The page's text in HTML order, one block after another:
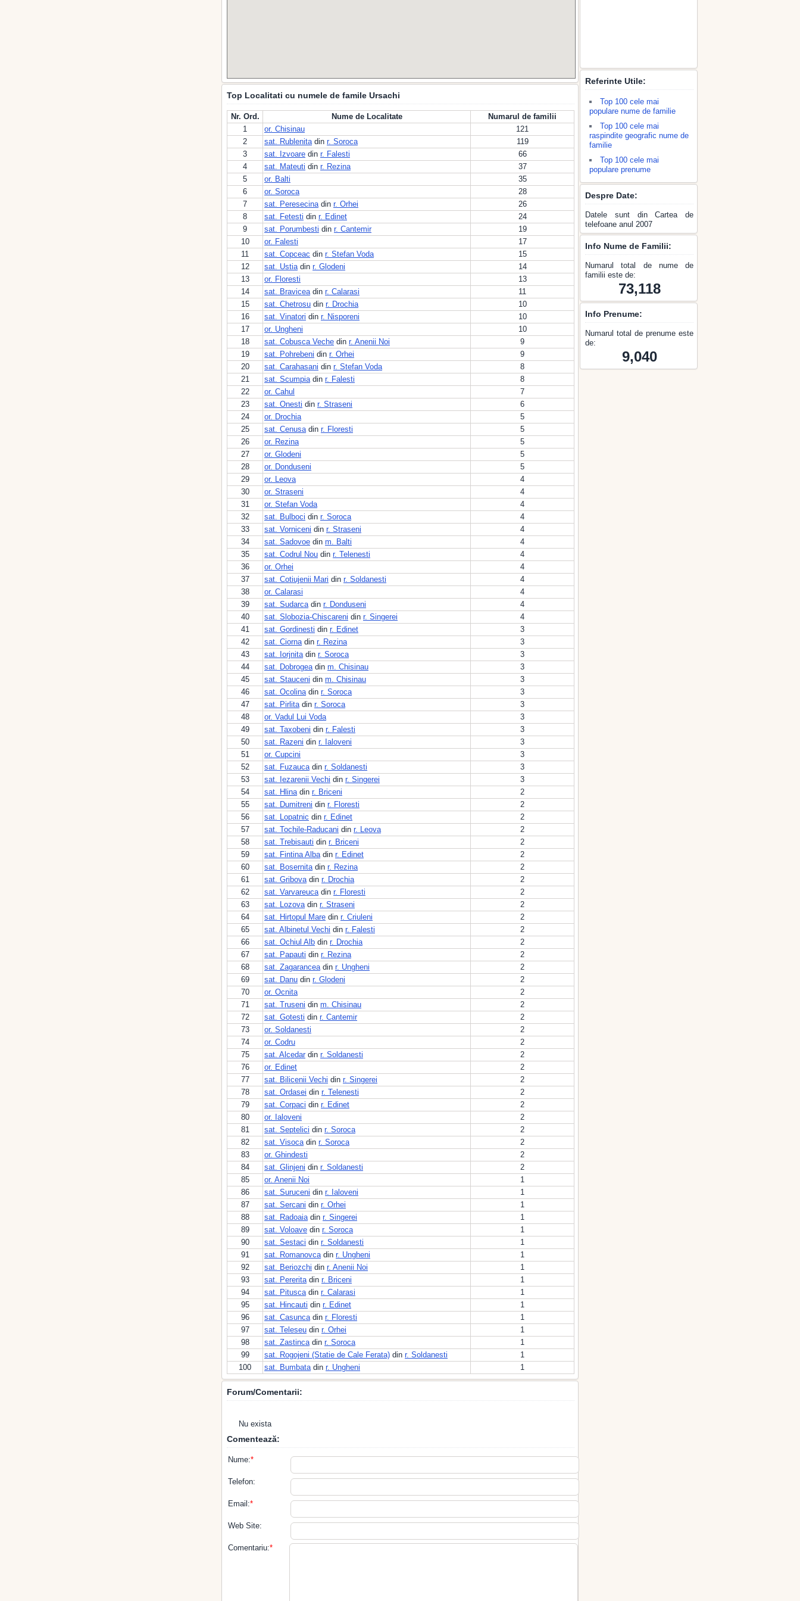
Top Localitati cu numele de famile Ursachi
Nr. Ord. Nume de Localitate
Numarul de familii
1
or. Chisinau
121
2
sat. Rublenitadin r. Soroca
119
3
sat. Izvoare din r. Falesti
66
4
sat. Mateuti din r. Rezina
37
5
or. Balti
35
6
or. Soroca
28
7
sat. Peresecinadin r. Orhei
26
8
sat. Fetesti din r. Edinet
24
9
sat. Porumbesti din r. Cantemir
19
10
or. Falesti
17
11
sat. Copceac din r. Stefan Voda
15
12
sat. Ustiadin r. Glodeni
14
13
or. Floresti
13
14
sat. Braviceadin r. Calarasi
11
15
sat. Chetrosu din r. Drochia
10
16
sat. Vinatori din r. Nisporeni
10
17
or. Ungheni
10
18
sat. Cobusca Veche din r. Anenii Noi
9
19
sat. Pohrebeni din r. Orhei
9
20
sat. Carahasani din r. Stefan Voda
8
21
sat. Scumpiadin r. Falesti
8
22
or. Cahul
7
23
sat. Onesti din r. Straseni
6
24
or. Drochia
5
25
sat. Cenusadin r. Floresti
5
26
or. Rezina
5
27
or. Glodeni
5
28
or. Donduseni
5
29
or. Leova
4
30
or. Straseni
4
31
or. Stefan Voda
4
32
sat. Bulboci din r. Soroca
4
33
sat. Vorniceni din r. Straseni
4
34
sat. Sadovoe din m. Balti
4
35
sat. Codrul Nou din r. Telenesti
4
36
or. Orhei
4
37
sat. Cotiujenii Mari din r. Soldanesti
4
38
or. Calarasi
4
39
sat. Sudarcadin r. Donduseni
4
40
sat. Slobozia-Chiscareni din r. Singerei
4
41
sat. Gordinesti din r. Edinet
3
42
sat. Ciornadin r. Rezina
3
43
sat. Iorjnitadin r. Soroca
3
44
sat. Dobrogeadin m. Chisinau
3
45
sat. Stauceni din m. Chisinau
3
46
sat. Ocolinadin r. Soroca
3
47
sat. Pirlitadin r. Soroca
3
48
or. Vadul Lui Voda
3
49
sat. Taxobeni din r. Falesti
3
50
sat. Razeni din r. Ialoveni
3
51
or. Cupcini
3
52
sat. Fuzaucadin r. Soldanesti
3
53
sat. Iezarenii Vechi din r. Singerei
3
54
sat. Hlinadin r. Briceni
2
55
sat. Dumitreni din r. Floresti
2
56
sat. Lopatnic din r. Edinet
2
57
sat. Tochile-Raducani din r. Leova
2
58
sat. Trebisauti din r. Briceni
2
59
sat. Fintina Albadin r. Edinet
2
60
sat. Bosernitadin r. Rezina
2
61
sat. Gribovadin r. Drochia
2
62
sat. Varvareucadin r. Floresti
2
63
sat. Lozovadin r. Straseni
2
64
sat. Hirtopul Mare din r. Criuleni
2
65
sat. Albinetul Vechi din r. Falesti
2
66
sat. Ochiul Alb din r. Drochia
2
67
sat. Papauti din r. Rezina
2
68
sat. Zagaranceadin r. Ungheni
2
69
sat. Danu din r. Glodeni
2
70
or. Ocnita
2
71
sat. Truseni din m. Chisinau
2
72
sat. Gotesti din r. Cantemir
2
73
or. Soldanesti
2
74
or. Codru
2
75
sat. Alcedar din r. Soldanesti
2
76
or. Edinet
2
77
sat. Bilicenii Vechi din r. Singerei
2
78
sat. Ordasei din r. Telenesti
2
79
sat. Corpaci din r. Edinet
2
80
or. Ialoveni
2
81
sat. Septelici din r. Soroca
2
82
sat. Visocadin r. Soroca
2
83
or. Ghindesti
2
84
sat. Glinjeni din r. Soldanesti
2
85
or. Anenii Noi
1
86
sat. Suruceni din r. Ialoveni
1
87
sat. Sercani din r. Orhei
1
88
sat. Radoaiadin r. Singerei
1
89
sat. Voloave din r. Soroca
1
90
sat. Sestaci din r. Soldanesti
1
91
sat. Romanovcadin r. Ungheni
1
92
sat. Beriozchi din r. Anenii Noi
1
93
sat. Pereritadin r. Briceni
1
94
sat. Pituscadin r. Calarasi
1
95
sat. Hincauti din r. Edinet
1
96
sat. Casuncadin r. Floresti
1
97
sat. Teleseu din r. Orhei
1
98
sat. Zastincadin r. Soroca
1
99
sat. Rogojeni (Statie de Cale Ferata) din r. Soldanesti
1
100
sat. Bumbatadin r. Ungheni 1
Forum/Comentarii:
Nu exista
Comentează:
Nume:*
Telefon:
Email:*
Web Site:
Comentariu:*
Referinte Utile:
Top 100 cele mai
populare nume de familie
Top 100 cele mai
raspindite geografic nume de
familie
Top 100 cele mai
populare prenume
Despre Date:
Datele sunt din Cartea de
telefoane anul 2007
Info Nume de Familii:
Numarul total de nume de
familii este de:
73,118
Info Prenume:
Numarul total de prenume este
de:
9,040